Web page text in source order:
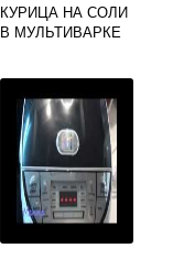
КУРИЦА НА СОЛИ
В МУЛЬТИВАРКЕ